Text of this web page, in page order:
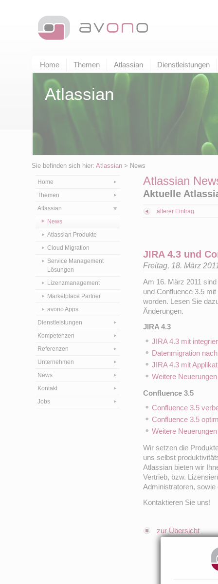
Home Themen Atlassian Dienstleistungen
Atlassian
Sie befinden sich hier: Atlassian > News
Home
Themen
Atlassian
News
Atlassian Produkte
Cloud Migration
Service Management
Lösungen
Lizenzmanagement
Marketplace Partner
avono Apps
Dienstleistungen
Kompetenzen
Referenzen
Unternehmen
News
Kontakt
Jobs
Atlassian
Aktuelle
älterer Eintrag
JIRA 4.3 und
Freitag, 18. März
Am 16. März 2011
und Confluence 3.5
worden. Lesen Sie
Änderungen.
JIRA 4.3
JIRA 4.3 mit
Datenmigration
JIRA 4.3 mit
Weitere
Confluence 3.5
Confluence 3.5
Confluence 3.5
Weitere
Wir setzen die
uns selbst
Atlassian bieten wir
Vertrieb, bzw.
Administratoren,
Kontaktieren Sie uns!
zur Übersicht